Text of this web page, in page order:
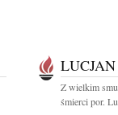
Z wielkim
śmierci por.